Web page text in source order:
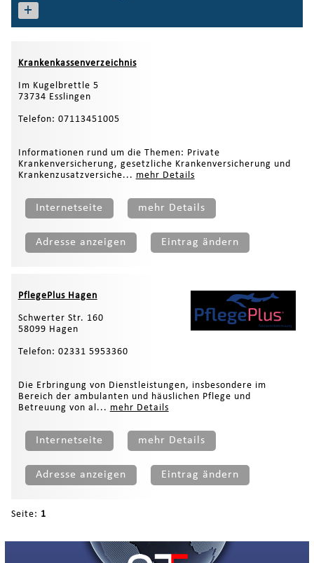
+
Krankenkassenverzeichnis
Im Kugelbrettle 5
73734 Esslingen
Telefon: 07113451005
Informationen rund um die Themen: Private
Krankenversicherung, gesetzliche Krankenversicherung und
Krankenzusatzversiche... mehr Details
Internetseite mehr Details
Adresse anzeigen Eintrag ändern
PflegePlus Hagen
Schwerter Str. 160
58099 Hagen
Telefon: 02331 5953360
Die Erbringung von Dienstleistungen, insbesondere im
Bereich der ambulanten und häuslichen Pflege und
Betreuung von al... mehr Details
Internetseite mehr Details
Adresse anzeigen Eintrag ändern
Seite: 1